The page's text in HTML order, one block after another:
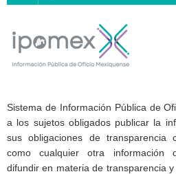
Sistema de Información Pública de
a los sujetos obligados publicar la
sus obligaciones de transparencia
como cualquier otra información
difundir en materia de transparencia